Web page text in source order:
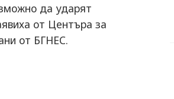
да ударят
от Центъра за
от БГНЕС.